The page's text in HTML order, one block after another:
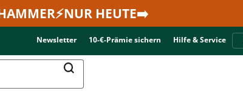
HEUTE➡️
Newsletter 10-€-Prämie sichern Hilfe & Service